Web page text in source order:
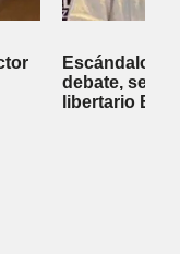
Escándalo
debate, se
libertario